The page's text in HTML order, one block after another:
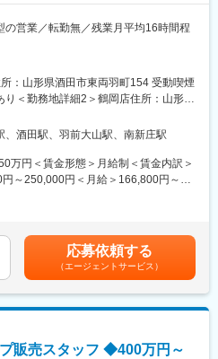
務によるキャリアアップにより、当
場、各メーカー指定工場として、創
ております。庄内一円をテリトリーと
ー等の多くのメーカーの販売、整備サ
、軽自動車から大型車までの民間車
極採用しており、現在は20代が4名、
。時代に合わせて変化していく企業
用を進めてまいります。
ので、ワークライフバランスを重視し
の営業／転勤無／残業月平均16時間程
車販売、自動車整備、部品・用品の販
当社にて、カーディーラーとして業
せします：
顧客の情報提供やメンテナンスなどの
いたお客様に対して、1日約5件程度
どのご案内を行うイメージです。
務、保険の提案・契約手続き 等
ルで、多くのお客様がリピーターで
：山形県酒田市東両羽町154 受動喫煙
＜勤務地詳細2＞鶴岡店住所：山形県
策：屋内喫煙可能場所あり＜勤務地
新庄市鳥越字玉の木931-5 受動喫煙対
、酒田駅、羽前大山駅、南新庄駅
万円＜賃金形態＞月給制＜賃金内訳＞
～250,000円＜月給＞166,800円～
昇します。・インセンティブ：お客様
伸ばしている方にはインセンティブ支
金額であり、選考を通じて上下する可
)は固定手当を含めた表記です。
応募依頼する
（エージェントサービス）
販売スタッフ ◆400万円～